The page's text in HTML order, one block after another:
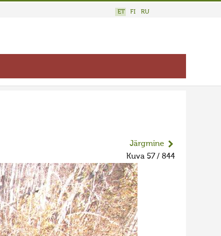
ET FI RU
Järgmine
Kuva 57 / 844